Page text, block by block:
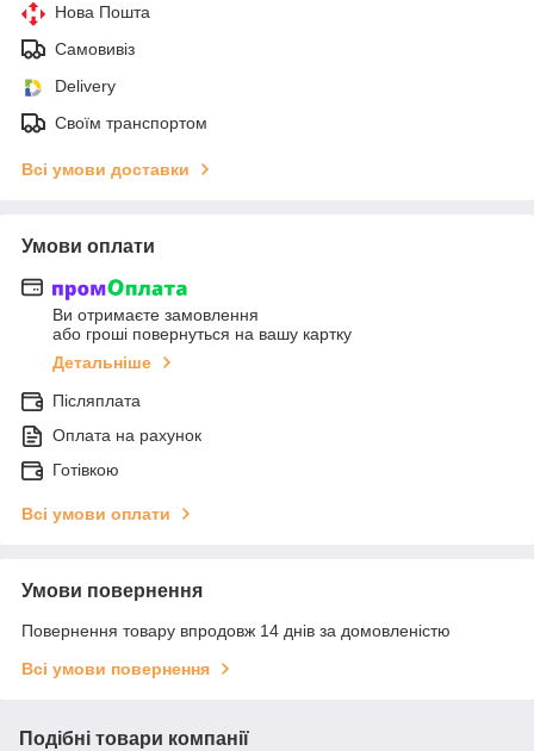
Нова Пошта
Самовивіз
Delivery
Своїм транспортом
Всі умови доставки
Умови оплати
Ви отримаєте замовлення
або гроші повернуться на вашу картку
Детальніше
Післяплата
Оплата на рахунок
Готівкою
Всі умови оплати
Умови повернення
Повернення товару впродовж 14 днів за домовленістю
Всі умови повернення
Подібні товари компанії